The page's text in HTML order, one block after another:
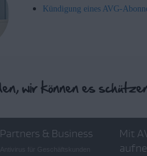
Kündigung eines AVG-
Partners & Business
Mit